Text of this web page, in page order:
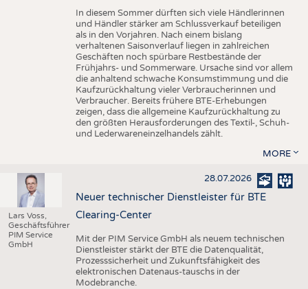
In diesem Sommer dürften sich viele Händlerinnen
und Händler stärker am Schlussverkauf beteiligen
als in den Vorjahren. Nach einem bislang
verhaltenen Saisonverlauf liegen in zahlreichen
Geschäften noch spürbare Restbestände der
Frühjahrs- und Sommerware. Ursache sind vor allem
die anhaltend schwache Konsumstimmung und die
Kaufzurückhaltung vieler Verbraucherinnen und
Verbraucher. Bereits frühere BTE-Erhebungen
zeigen, dass die allgemeine Kaufzurückhaltung zu
den größten Herausforderungen des Textil-, Schuh-
und Lederwareneinzelhandels zählt.
MORE
Lars Voss,
Geschäftsführer
PIM Service
GmbH
28.07.2026
Neuer technischer Dienstleister für BTE
Clearing-Center
Mit der PIM Service GmbH als neuem technischen
Dienstleister stärkt der BTE die Datenqualität,
Prozesssicherheit und Zukunftsfähigkeit des
elektronischen Datenaus-tauschs in der
Modebranche.